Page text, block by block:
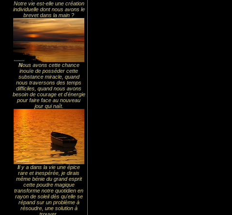
Notre vie est-elle une création
individuelle dont nous avons le
brevet dans la main ?
Nous avons cette chance
inouïe de posséder cette
substance miracle, quand
nous traversons des temps
difficiles, quand nous avons
besoin de courage et d'énergie
pour faire face au nouveau
jour qui naît.
Il y a dans la vie une épice
rare et inespérée, je dirais
même bénie du grand esprit
cette poudre magique
transforme notre quotidien en
rayon de soleil dès qu'elle se
répand sur un problème à
résoudre, une solution à